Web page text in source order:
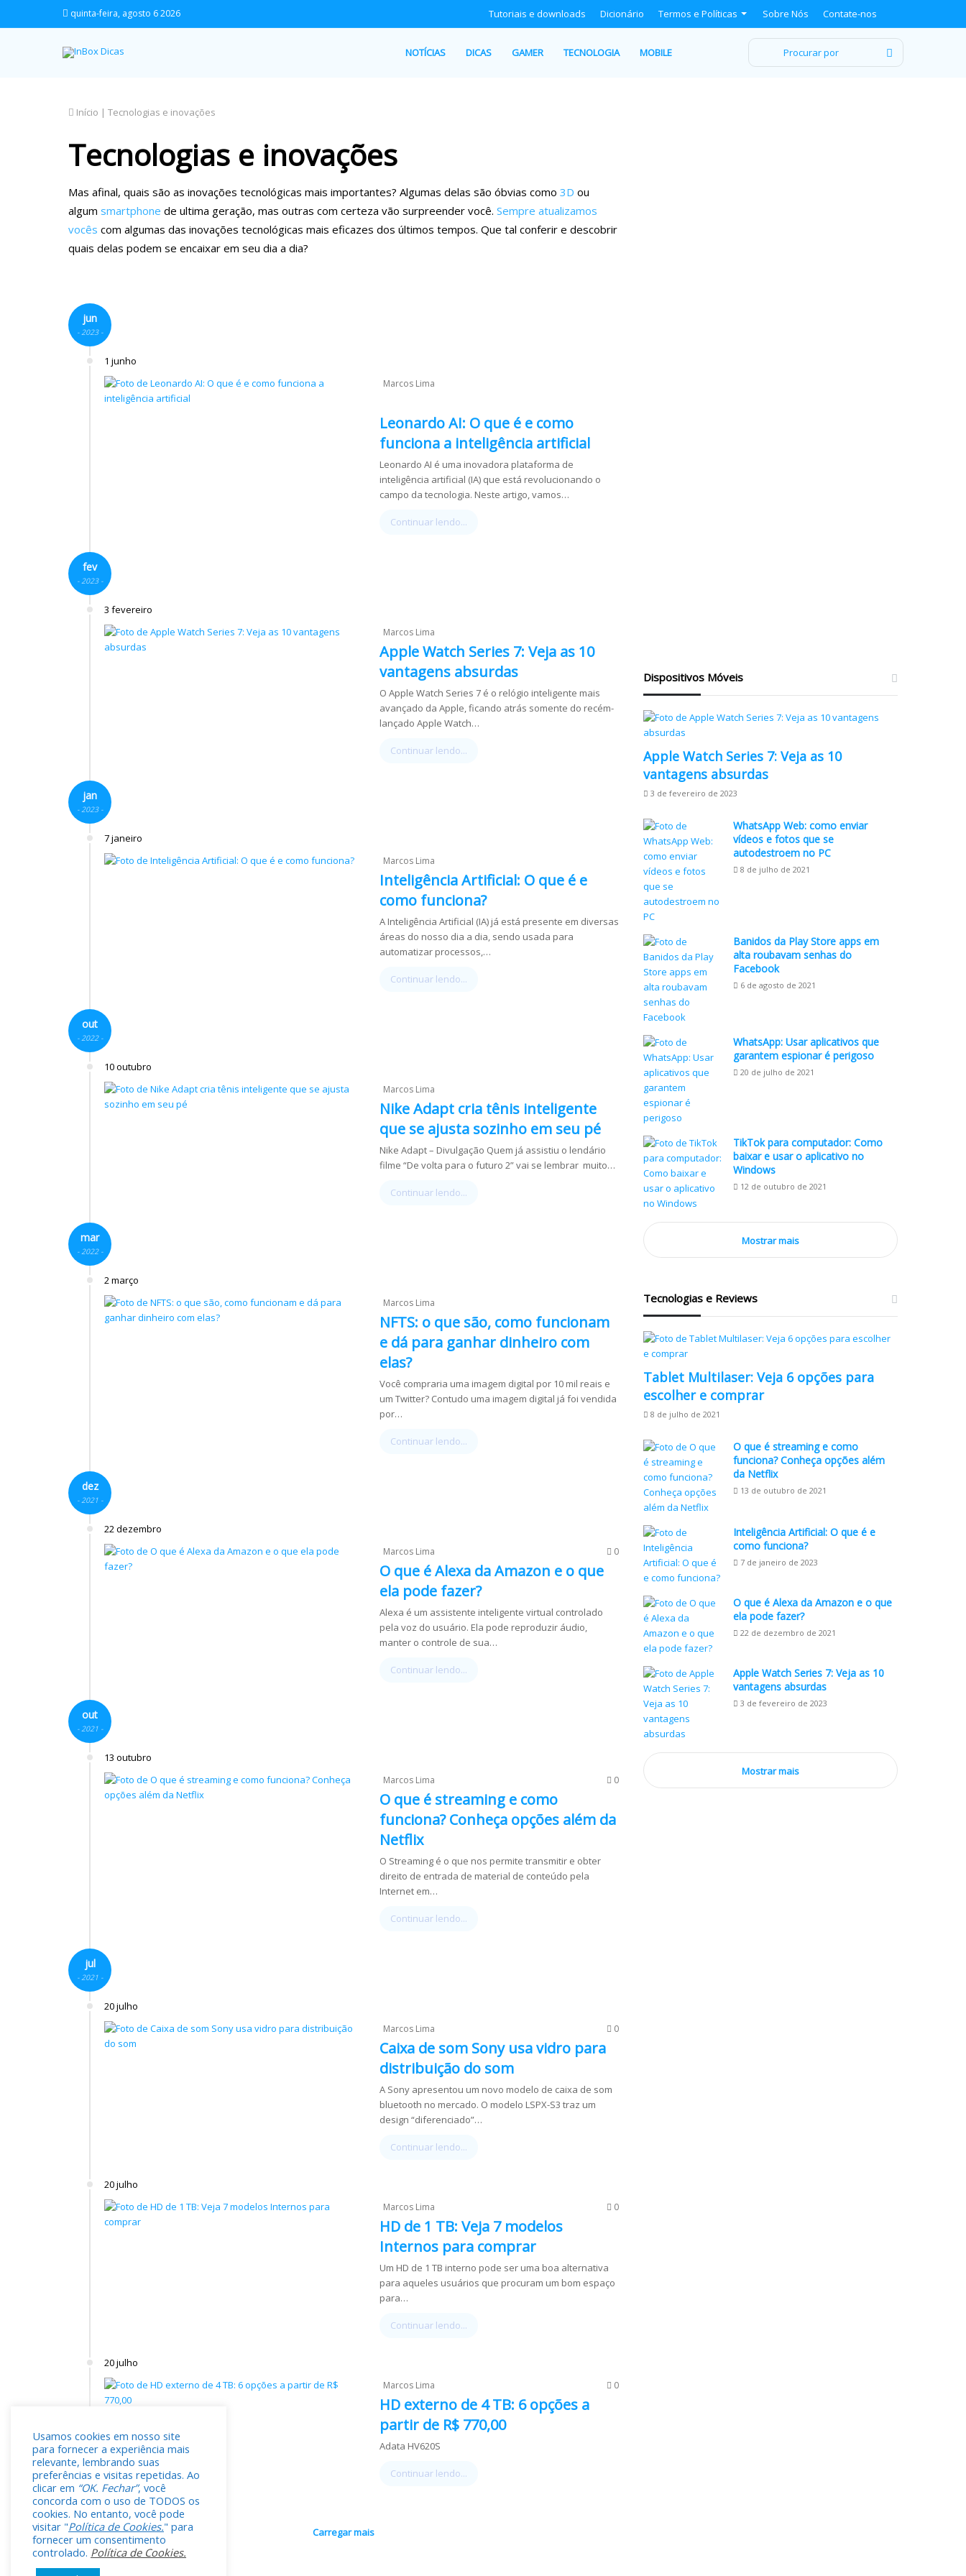
quinta-feira, agosto 6 2026 Tutoriais e downloads Dicionário Termos e Políticas Sobre Nós Contate-nos
NOTÍCIAS DICAS GAMER TECNOLOGIA MOBILE Procurar
Início | Tecnologias e inovações
Tecnologias e inovações
Mas afinal, quais são as inovações tecnológicas mais importantes? Algumas delas são óbvias como 3D ou
algum smartphone de ultima geração, mas outras com certeza vão surpreender você. Sempre atualizamos
vocês com algumas das inovações tecnológicas mais eficazes dos últimos tempos. Que tal conferir e descobrir
quais delas podem se encaixar em seu dia a dia?
jun
- 2023 -
1 junho
Marcos Lima
Leonardo AI: O que é e como
funciona a inteligência artificial
Leonardo AI é uma inovadora plataforma de
inteligência artificial (IA) que está revolucionando o
campo da tecnologia. Neste artigo, vamos…
Continuar lendo...
fev
- 2023 -
3 fevereiro
Marcos Lima
Apple Watch Series 7: Veja as 10
vantagens absurdas
O Apple Watch Series 7 é o relógio inteligente mais
avançado da Apple, ficando atrás somente do recém-
lançado Apple Watch…
Continuar lendo...
jan
- 2023 -
7 janeiro
Marcos Lima
Inteligência Artificial: O que é e
como funciona?
A Inteligência Artificial (IA) já está presente em diversas
áreas do nosso dia a dia, sendo usada para
automatizar processos,…
Continuar lendo...
out
- 2022 -
10 outubro
Marcos Lima
Nike Adapt cria tênis inteligente
que se ajusta sozinho em seu pé
Nike Adapt – Divulgação Quem já assistiu o lendário
filme “De volta para o futuro 2” vai se lembrar muito…
Continuar lendo...
mar
- 2022 -
2 março
Marcos Lima
NFTS: o que são, como funcionam
e dá para ganhar dinheiro com
elas?
Você compraria uma imagem digital por 10 mil reais e
um Twitter? Contudo uma imagem digital já foi vendida
por…
Continuar lendo...
dez
- 2021 -
22 dezembro
Marcos Lima 0
O que é Alexa da Amazon e o que
ela pode fazer?
Alexa é um assistente inteligente virtual controlado
pela voz do usuário. Ela pode reproduzir áudio,
manter o controle de sua…
Continuar lendo...
out
- 2021 -
13 outubro
Marcos Lima 0
O que é streaming e como
funciona? Conheça opções além da
Netflix
O Streaming é o que nos permite transmitir e obter
direito de entrada de material de conteúdo pela
Internet em…
Continuar lendo...
jul
- 2021 -
20 julho
Marcos Lima 0
Caixa de som Sony usa vidro para
distribuição do som
A Sony apresentou um novo modelo de caixa de som
bluetooth no mercado. O modelo LSPX-S3 traz um
design “diferenciado”…
Continuar lendo...
20 julho
Marcos Lima 0
HD de 1 TB: Veja 7 modelos
Internos para comprar
Um HD de 1 TB interno pode ser uma boa alternativa
para aqueles usuários que procuram um bom espaço
para…
Continuar lendo...
20 julho
Marcos Lima 0
HD externo de 4 TB: 6 opções a
partir de R$ 770,00
Adata HV620S
Continuar lendo...
Carregar mais
Dispositivos Móveis
Apple Watch Series 7: Veja as 10
vantagens absurdas
3 de fevereiro de 2023
WhatsApp Web: como enviar
vídeos e fotos que se
autodestroem no PC
8 de julho de 2021
Banidos da Play Store apps em
alta roubavam senhas do
Facebook
6 de agosto de 2021
WhatsApp: Usar aplicativos que
garantem espionar é perigoso
20 de julho de 2021
TikTok para computador: Como
baixar e usar o aplicativo no
Windows
12 de outubro de 2021
Mostrar mais
Tecnologias e Reviews
Tablet Multilaser: Veja 6 opções para
escolher e comprar
8 de julho de 2021
O que é streaming e como
funciona? Conheça opções além
da Netflix
13 de outubro de 2021
Inteligência Artificial: O que é e
como funciona?
7 de janeiro de 2023
O que é Alexa da Amazon e o que
ela pode fazer?
22 de dezembro de 2021
Apple Watch Series 7: Veja as 10
vantagens absurdas
3 de fevereiro de 2023
Mostrar mais
Usamos cookies em nosso site
para fornecer a experiência mais
relevante, lembrando suas
preferências e visitas repetidas. Ao
clicar em “OK. Fechar”, você
concorda com o uso de TODOS os
cookies. No entanto, você pode
visitar "Política de Cookies." para
fornecer um consentimento
controlado. Política de Cookies.